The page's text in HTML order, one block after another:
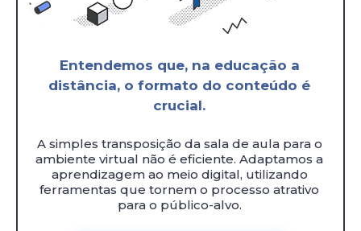
Entendemos que, na educação a
distância, o formato do conteúdo é
crucial.
A simples transposição da sala de aula para o
ambiente virtual não é eficiente. Adaptamos a
aprendizagem ao meio digital, utilizando
ferramentas que tornem o processo atrativo
para o público-alvo.